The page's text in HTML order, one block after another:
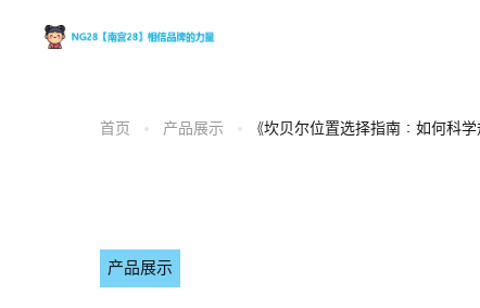
首页 产品展示 《坎贝尔位置选择指南：如何科
产品展示